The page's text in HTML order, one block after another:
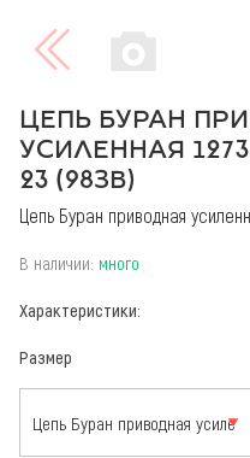
ЦЕПЬ БУРАН
УСИЛЕННАЯ
23 (98ЗВ)
Цепь Буран приводная
В наличии: много
Характеристики:
Размер